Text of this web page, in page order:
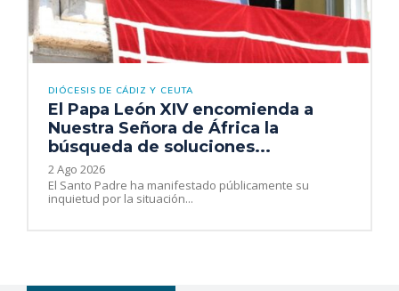
DIÓCESIS DE CÁDIZ Y CEUTA
El Papa León XIV encomienda a
Nuestra Señora de África la
búsqueda de soluciones...
2 Ago 2026
El Santo Padre ha manifestado públicamente su
inquietud por la situación...